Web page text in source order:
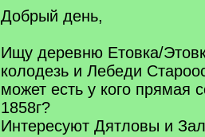
Добрый день,
Ищу деревню Етовка/
колодезь и Лебеди
может есть у кого прямая
1858г?
Интересуют Дятловы и